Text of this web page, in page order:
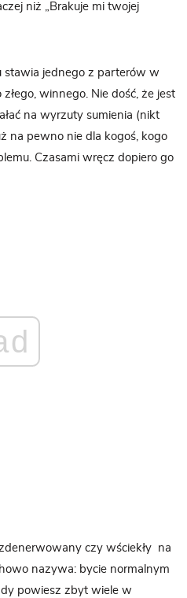
niż „Brakuje mi twojej
stawia jednego z parterów w
winnego. Nie dość, że jest
na wyrzuty sumienia (nikt
na pewno nie dla kogoś, kogo
Czasami wręcz dopiero go
zdenerwowany czy wściekły na
nazywa: bycie normalnym
powiesz zbyt wiele w